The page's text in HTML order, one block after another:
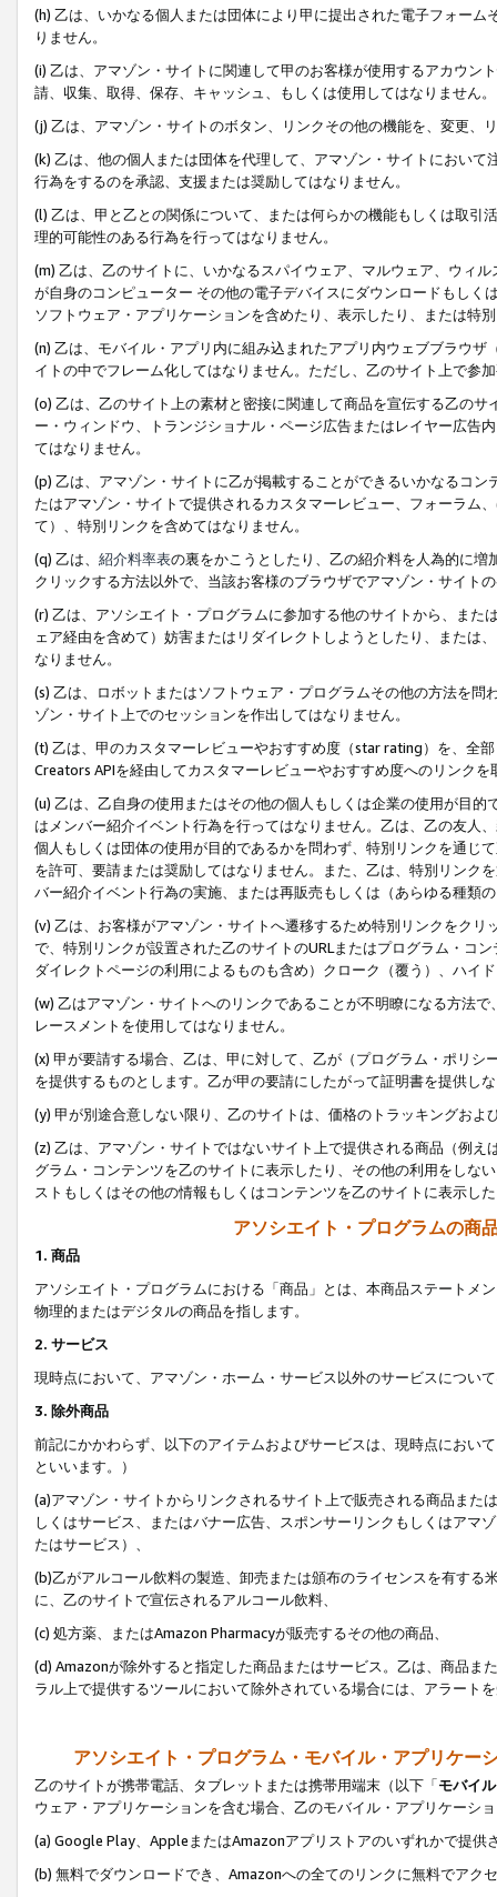
(h) 乙は、いかなる個人または団体により甲に提出された電子フォー
りません。
(i) 乙は、アマゾン・サイトに関連して甲のお客様が使用するアカウン
請、収集、取得、保存、キャッシュ、もしくは使用してはなりません。
(j) 乙は、アマゾン・サイトのボタン、リンクその他の機能を、変更、
(k) 乙は、他の個人または団体を代理して、アマゾン・サイトにおい
行為をするのを承認、支援または奨励してはなりません。
(l) 乙は、甲と乙との関係について、または何らかの機能もしくは取
理的可能性のある行為を行ってはなりません。
(m) 乙は、乙のサイトに、いかなるスパイウェア、マルウェア、ウィ
が自身のコンピューター その他の電子デバイスにダウンロードもし
ソフトウェア・アプリケーションを含めたり、表示したり、または特
(n) 乙は、モバイル・アプリ内に組み込まれたアプリ内ウェブブラウ
イトの中でフレーム化してはなりません。ただし、乙のサイト上で参
(o) 乙は、乙のサイト上の素材と密接に関連して商品を宣伝する乙の
ー・ウィンドウ、トランジショナル・ページ広告またはレイヤー広告
てはなりません。
(p) 乙は、アマゾン・サイトに乙が掲載することができるいかなるコ
たはアマゾン・サイトで提供されるカスタマーレビュー、フォーラム
て）、特別リンクを含めてはなりません。
(q) 乙は、 紹介料率表の裏をかこうとしたり、乙の紹介料を人為的に
クリックする方法以外で、当該お客様のブラウザでアマゾン・サイト
(r) 乙は、アソシエイト・プログラムに参加する他のサイトから、ま
ェア経由を含めて）妨害またはリダイレクトしようとしたり、または
なりません。
(s) 乙は、ロボットまたはソフトウェア・プログラムその他の方法を
ゾン・サイト上でのセッションを作出してはなりません。
(t) 乙は、甲のカスタマーレビューやおすすめ度（star rating）を、全
Creators APIを経由してカスタマーレビューやおすすめ度へのリンクを
(u) 乙は、乙自身の使用またはその他の個人もしくは企業の使用が目
はメンバー紹介イベント行為を行ってはなりません。乙は、乙の友人
個人もしくは団体の使用が目的であるかを問わず、特別リンクを通じ
を許可、要請または奨励してはなりません。また、乙は、特別リンク
バー紹介イベント行為の実施、または再販売もしくは（あらゆる種類
(v) 乙は、お客様がアマゾン・サイトへ遷移するため特別リンクをク
で、特別リンクが設置された乙のサイトのURLまたはプログラム・コ
ダイレクトページの利用によるものも含め）クローク（覆う）、ハイ
(w) 乙はアマゾン・サイトへのリンクであることが不明瞭になる方法
レースメントを使用してはなりません。
(x) 甲が要請する場合、乙は、甲に対して、乙が（プログラム・ポリ
を提供するものとします。乙が甲の要請にしたがって証明書を提供し
(y) 甲が別途合意しない限り、乙のサイトは、価格のトラッキングお
(z) 乙は、アマゾン・サイトではないサイト上で提供される商品（例
グラム・コンテンツを乙のサイトに表示したり、その他の利用をしな
ストもしくはその他の情報もしくはコンテンツを乙のサイトに表示し
アソシエイト・プログラムの商
1. 商品
アソシエイト・プログラムにおける「商品」とは、本商品ステートメ
物理的またはデジタルの商品を指します。
2. サービス
現時点において、アマゾン・ホーム・サービス以外のサービスについ
3. 除外商品
前記にかかわらず、以下のアイテムおよびサービスは、現時点におい
といいます。）
(a)アマゾン・サイトからリンクされるサイト上で販売される商品ま
しくはサービス、またはバナー広告、スポンサーリンクもしくはアマ
たはサービス）、
(b)乙がアルコール飲料の製造、卸売または頒布のライセンスを有す
に、乙のサイトで宣伝されるアルコール飲料、
(c) 処方薬、またはAmazon Pharmacyが販売するその他の商品、
(d) Amazonが除外すると指定した商品またはサービス。乙は、商品ま
ラル上で提供するツールにおいて除外されている場合には、アラート
アソシエイト・プログラム・モバイル・アプリケー
乙のサイトが携帯電話、タブレットまたは携帯用端末（以下「モバイ
ウェア・アプリケーションを含む場合、乙のモバイル・アプリケーシ
(a) Google Play、AppleまたはAmazonアプリストアのいずれかで提供
(b) 無料でダウンロードでき、Amazonへの全てのリンクに無料でアク